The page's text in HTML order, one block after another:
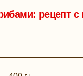
рецепт